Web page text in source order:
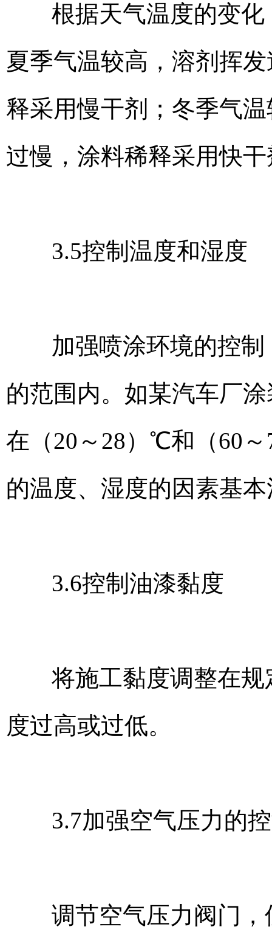
根据天气温度的变化
夏季气温较高，溶剂挥
释采用慢干剂；冬季气
过慢，涂料稀释采用快
3.5控制温度和湿度
加强喷涂环境的控制
的范围内。如某汽车厂
在（20～28）℃和（60
的温度、湿度的因素基
3.6控制油漆黏度
将施工黏度调整在规
度过高或过低。
3.7加强空气压力的
调节空气压力阀门，